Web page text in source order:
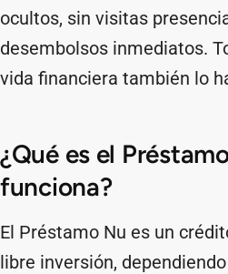
ocultos, sin visitas
desembolsos inmediatos.
vida financiera también lo
¿Qué es el
funciona?
El Préstamo Nu es un
libre inversión,